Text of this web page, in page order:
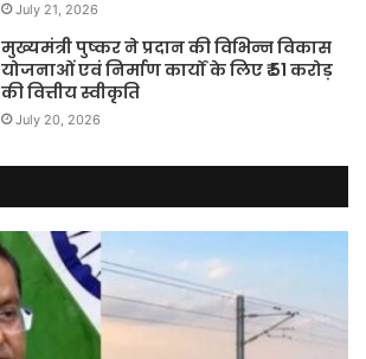
July 21, 2026
मुख्यमंत्री पुष्कर ने प्रदान की विभिन्न विकास
योजनाओं एवं निर्माण कार्यों के लिए ₹ 51 करोड़
की वित्तीय स्वीकृति
July 20, 2026